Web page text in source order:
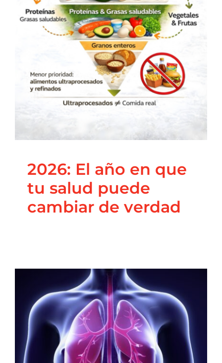
2026: El año en que tu
salud puede cambiar
de verdad
Principal Salud Integrativa
2026: El año en que
tu salud puede
cambiar de verdad